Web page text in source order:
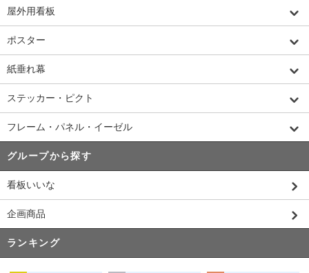
屋外用看板
ポスター
紙垂れ幕
ステッカー・ピクト
フレーム・パネル・イーゼル
グループから探す
看板いいな
企画商品
ランキング